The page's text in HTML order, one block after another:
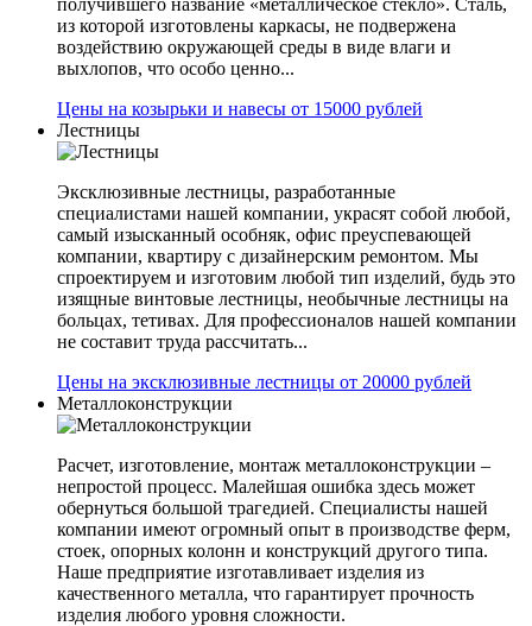
получившего название «металлическое стекло». Сталь,
из которой изготовлены каркасы, не подвержена
воздействию окружающей среды в виде влаги и
выхлопов, что особо ценно...
Цены на козырьки и навесы от 15000 рублей
Лестницы
Эксклюзивные лестницы, разработанные
специалистами нашей компании, украсят собой любой,
самый изысканный особняк, офис преуспевающей
компании, квартиру с дизайнерским ремонтом. Мы
спроектируем и изготовим любой тип изделий, будь это
изящные винтовые лестницы, необычные лестницы на
больцах, тетивах. Для профессионалов нашей компании
не составит труда рассчитать...
Цены на эксклюзивные лестницы от 20000 рублей
Металлоконструкции
Расчет, изготовление, монтаж металлоконструкции –
непростой процесс. Малейшая ошибка здесь может
обернуться большой трагедией. Специалисты нашей
компании имеют огромный опыт в производстве ферм,
стоек, опорных колонн и конструкций другого типа.
Наше предприятие изготавливает изделия из
качественного металла, что гарантирует прочность
изделия любого уровня сложности.